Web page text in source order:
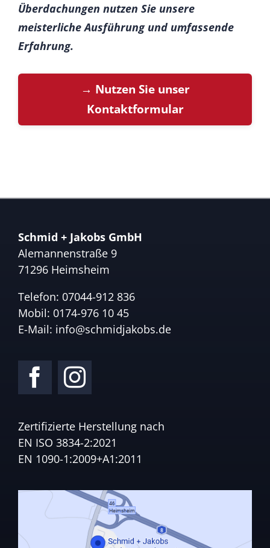
Überdachungen nutzen Sie unsere
meisterliche Ausführung und umfassende
Erfahrung.
→ Nutzen Sie unser
Kontaktformular
Schmid + Jakobs GmbH
Alemannenstraße 9
71296 Heimsheim
Telefon: 07044-912 836
Mobil: 0174-976 10 45
E-Mail: info@schmidjakobs.de
Zertifizierte Herstellung nach
EN ISO 3834-2:2021
EN 1090-1:2009+A1:2011